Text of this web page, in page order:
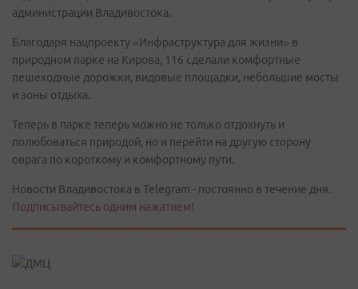
администрации Владивостока.
Благодаря нацпроекту «Инфраструктура для жизни» в
природном парке на Кирова, 116 сделали комфортные
пешеходные дорожки, видовые площадки, небольшие мосты
и зоны отдыха.
Теперь в парке теперь можно не только отдохнуть и
полюбоваться природой, но и перейти на другую сторону
оврага по короткому и комфортному пути.
Новости Владивостока в Telegram - постоянно в течение дня.
Подписывайтесь одним нажатием!